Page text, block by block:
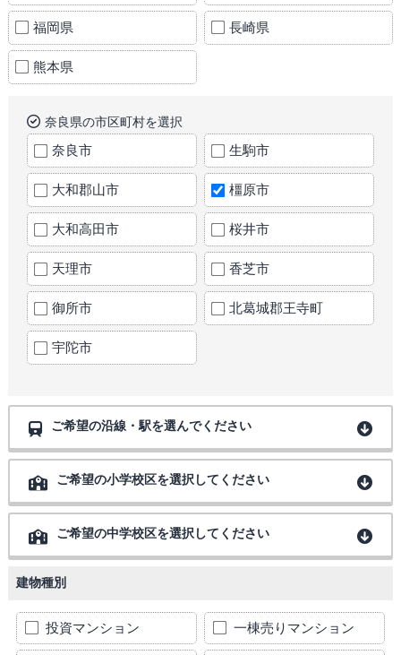
福岡県 長崎県
熊本県
奈良県の市区町村を選択
奈良市 生駒市
大和郡山市 橿原市
大和高田市 桜井市
天理市 香芝市
御所市 北葛城郡王寺町
宇陀市
ご希望の沿線・駅を選んでください
ご希望の小学校区を選択してください
ご希望の中学校区を選択してください
建物種別
投資マンション 一棟売りマンション